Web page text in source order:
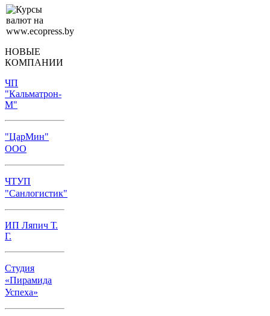
НОВЫЕ
КОМПАНИИ
ЧП
"Кальматрон-
М"
"ЦарМин"
ООО
ЧТУП
"Санлогистик"
ИП Ляпич Т.
Г.
Студия
«Пирамида
Успеха»